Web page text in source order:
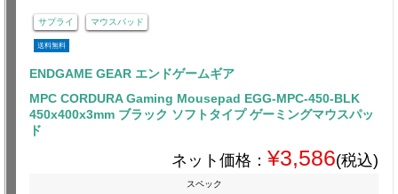
サプライ マウスパッド
送料無料
ENDGAME GEAR エンドゲームギア
MPC CORDURA Gaming Mousepad EGG-MPC-450-BLK
450x400x3mm ブラック ソフトタイプ ゲーミングマウスパッ
ド
ネット価格： ¥3,586(税込)
スペック